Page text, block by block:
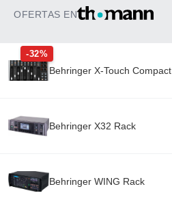
OFERTAS EN
-32%
Behringer X-Touch Compact
Behringer X32 Rack
Behringer WING Rack